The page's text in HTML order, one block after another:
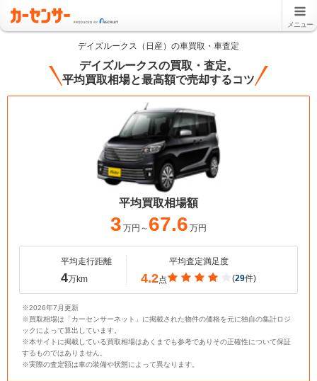
メニュー
デイズルークス（日産）の車買取・車査定
デイズルークスの買取・査定。
平均買取相場と最高額で売却するコツ
平均買取相場額
3 万円～ 67.6 万円
平均走行距離
4万km
平均査定満足度
4.2点 (29件)
※2026年7月更新
※買取相場は「カーセンサーネット」に掲載された物件の価格を元に独自の集計ロジ
ックによって算出しています。
※本サイトに掲載している買取相場はあくまでも参考でありその正確性について保証
するものではありません。
※実際の査定額は車の装備や状態によって異なります。